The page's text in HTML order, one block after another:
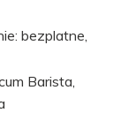
bezplatne,
Barista,